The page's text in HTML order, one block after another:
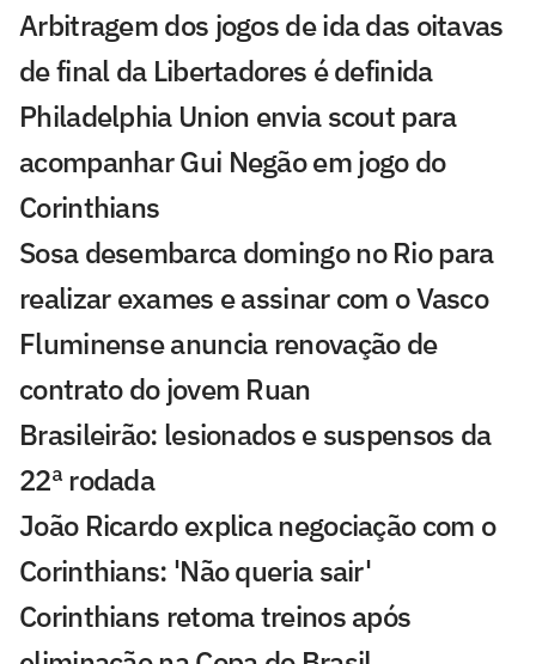
Arbitragem dos jogos de ida das oitavas
de final da Libertadores é definida
Philadelphia Union envia scout para
acompanhar Gui Negão em jogo do
Corinthians
Sosa desembarca domingo no Rio para
realizar exames e assinar com o Vasco
Fluminense anuncia renovação de
contrato do jovem Ruan
Brasileirão: lesionados e suspensos da
22ª rodada
João Ricardo explica negociação com o
Corinthians: 'Não queria sair'
Corinthians retoma treinos após